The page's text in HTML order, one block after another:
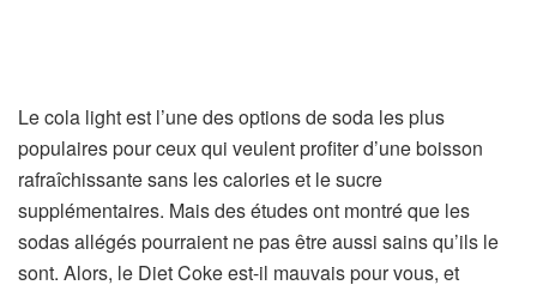
Le cola light est l’une des options de soda les plus
populaires pour ceux qui veulent profiter d’une boisson
rafraîchissante sans les calories et le sucre
supplémentaires. Mais des études ont montré que les
sodas allégés pourraient ne pas être aussi sains qu’ils le
sont. Alors, le Diet Coke est-il mauvais pour vous, et